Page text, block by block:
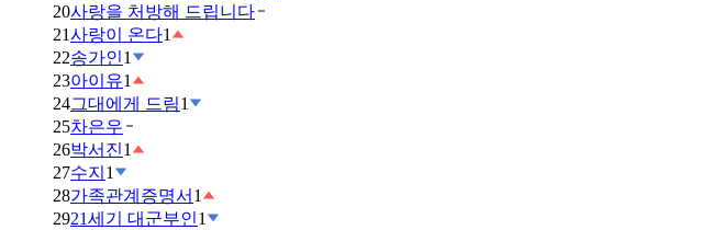
20사랑을 처방해 드립니다
21사랑이 온다1
22송가인1
23아이유1
24그대에게 드림1
25차은우
26박서진1
27수지 1
28가족관계증명서 1
2921세기 대군부인1